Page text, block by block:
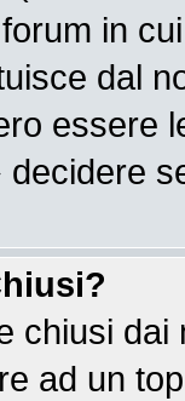
in
dal
essere
chiusi
ad un